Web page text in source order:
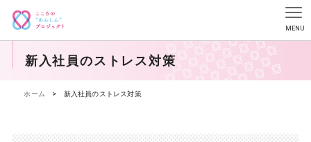
新入社員のストレス対策
ホーム > 新入社員のストレス対策